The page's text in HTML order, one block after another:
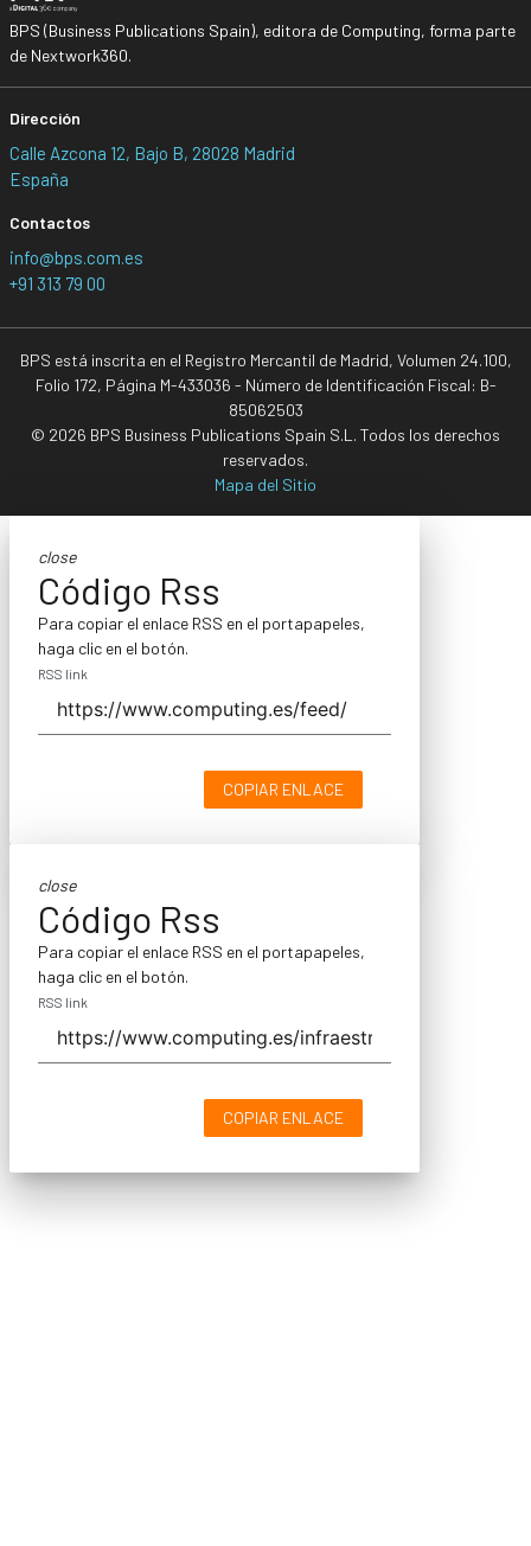
BPS (Business Publications Spain), editora de Computing, forma parte
de Nextwork360.
Dirección
Calle Azcona 12, Bajo B, 28028 Madrid
España
Contactos
info@bps.com.es
+91 313 79 00
BPS está inscrita en el Registro Mercantil de Madrid, Volumen 24.100,
Folio 172, Página M-433036 - Número de Identificación Fiscal: B-
85062503
© 2026 BPS Business Publications Spain S.L. Todos los derechos
reservados.
Mapa del Sitio
close
Código Rss
Para copiar el enlace RSS en el portapapeles,
haga clic en el botón.
RSS link
COPIAR ENLACE
close
Código Rss
Para copiar el enlace RSS en el portapapeles,
haga clic en el botón.
RSS link
COPIAR ENLACE